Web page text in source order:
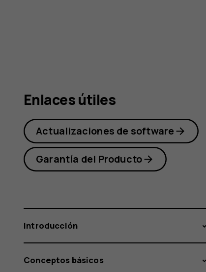
Enlaces útiles
Actualizaciones de software
Garantía del Producto
Introducción
Conceptos básicos